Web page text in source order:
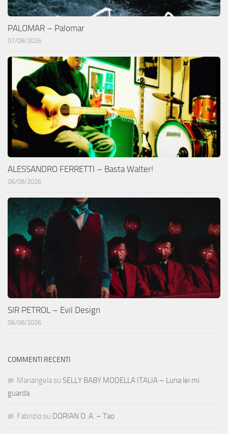
PALOMAR – Palomar
07/08/2026
ALESSANDRO FERRETTI – Basta Walter!
06/08/2026
SIR PETROL – Evil Design
06/08/2026
COMMENTI RECENTI
Mariangela su SELLY BABY MODELLA ITALIA – Luna lei mi
guarda
Fabrizio su DORIAN O. A. – Tao